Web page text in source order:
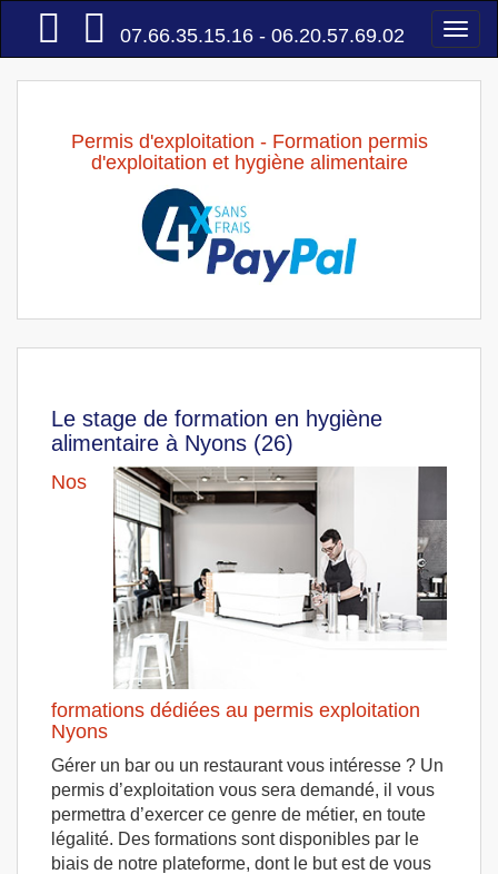
Accueil
07.66.35.15.16 - 06.20.57.69.02
Permis d'exploitation - Formation permis
d'exploitation et hygiène alimentaire
Le stage de formation en hygiène
alimentaire à Nyons (26)
Nos
formations dédiées au permis exploitation
Nyons
Gérer un bar ou un restaurant vous intéresse ? Un
permis d’exploitation vous sera demandé, il vous
permettra d’exercer ce genre de métier, en toute
légalité. Des formations sont disponibles par le
biais de notre plateforme, dont le but est de vous